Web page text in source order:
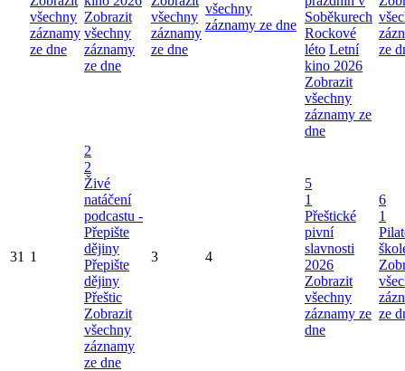
všechny
záznamy
ze dne
Zobrazit
všechny
záznamy
ze dne
všechny
záznamy
ze dne
všechny
záznamy ze dne
Soběkurech
Rockové
léto Letní
kino 2026
Zobrazit
všechny
záznamy ze
dne
ze
31 1
2
2
Živé
natáčení
podcastu -
Přepište
dějiny
Přepište
dějiny
Přeštic
Zobrazit
všechny
záznamy
ze dne
3 4
5
1
Přeštické
pivní
slavnosti
2026
Zobrazit
všechny
záznamy ze
dne
6
1
ze